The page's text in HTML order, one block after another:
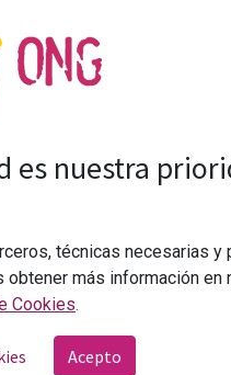
repasar los
cuanto más
es nuestra
técnicas necesarias y
más información en
Cookies.
Acepto